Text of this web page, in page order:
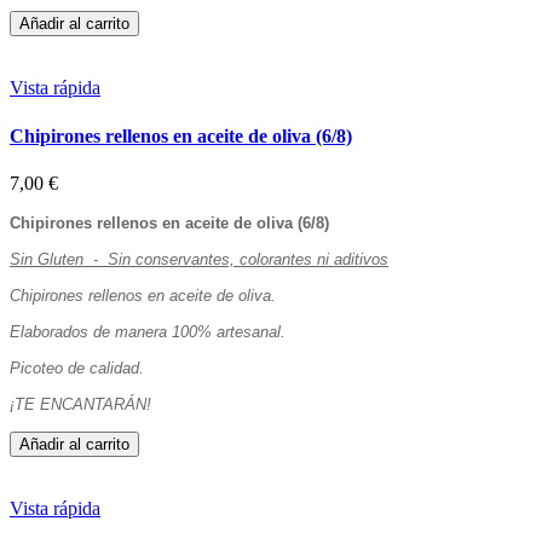
Añadir al carrito
Vista rápida
Chipirones rellenos en aceite de oliva (6/8)
7,00 €
Chipirones rellenos en aceite de oliva (6/8)
Sin Gluten - Sin conservantes, colorantes ni aditivos
Chipirones rellenos en aceite de oliva.
Elaborados de manera 100% artesanal.
Picoteo de calidad.
¡TE ENCANTARÁN!
Añadir al carrito
Vista rápida